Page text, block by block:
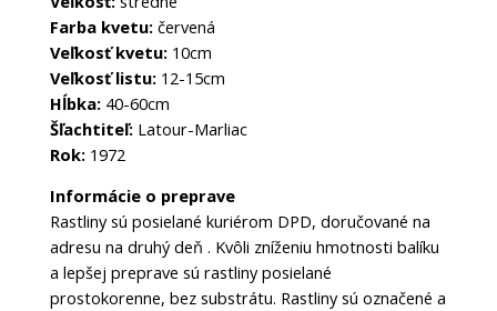
Farba kvetu:červená
Veľkosť kvetu: 10cm
Veľkosť listu: 12-15cm
Hĺbka: 40-60cm
Šľachtiteľ: Latour-Marliac
Rok: 1972
Informácie o preprave
Rastliny sú posielané kuriérom DPD, doručované na
adresu na druhý deň . Kvôli zníženiu hmotnosti balíku
a lepšej preprave sú rastliny posielané
prostokorenne, bez substrátu. Rastliny sú označené a